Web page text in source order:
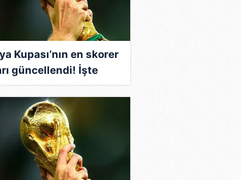
Kupası’nın en skorer
güncellendi! İşte